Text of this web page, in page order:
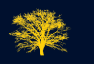
Inhalt
springen